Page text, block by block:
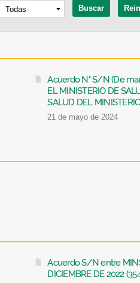
Acuerdo N° S/N (De
EL MINISTERIO DE
SALUD DEL
21 de mayo de 2024
Acuerdo S/N entre
DICIEMBRE DE 2022